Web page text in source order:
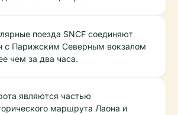
поезда SNCF соединяют
с Парижским Северным вокзалом
чем за два часа.
являются частью
маршрута Лаона и